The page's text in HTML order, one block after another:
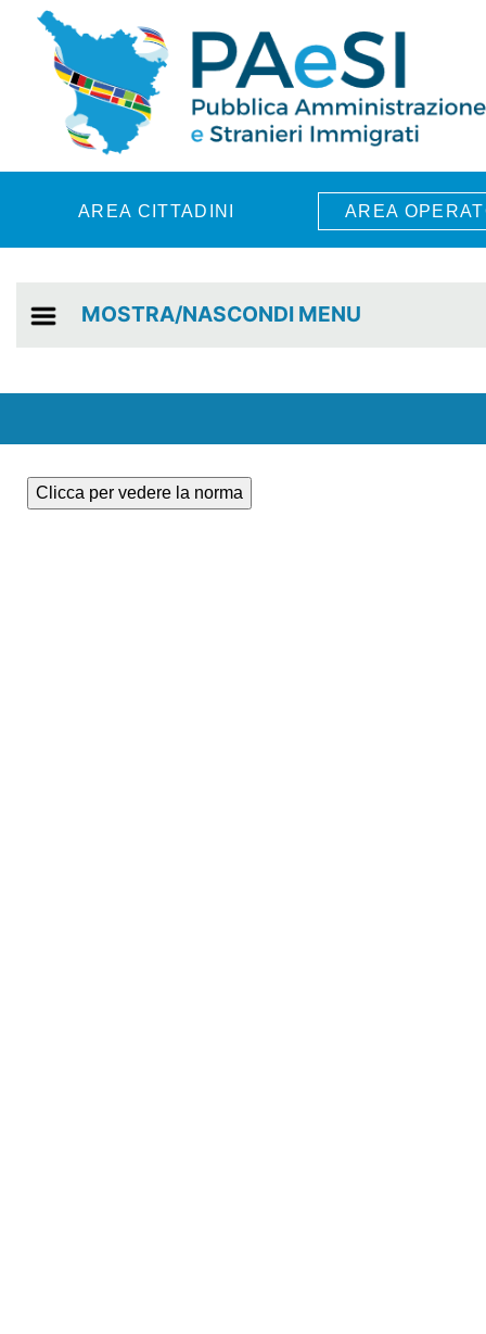
Skip to main content
AREA CITTADINI AREA
MOSTRA/NASCONDI MENU
Clicca per vedere la norma